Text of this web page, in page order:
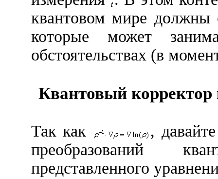
квантовом мире должны
которые может
обстоятельствах (в
Квантовый
Так как
,
преобразований
представленного